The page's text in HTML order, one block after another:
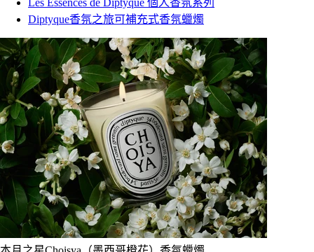
Les Essences de Diptyque 個人香氛系列
Diptyque香氛之旅可補充式香氛蠟燭